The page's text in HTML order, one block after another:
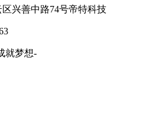
兴善中路74号帝特科技
就梦想-